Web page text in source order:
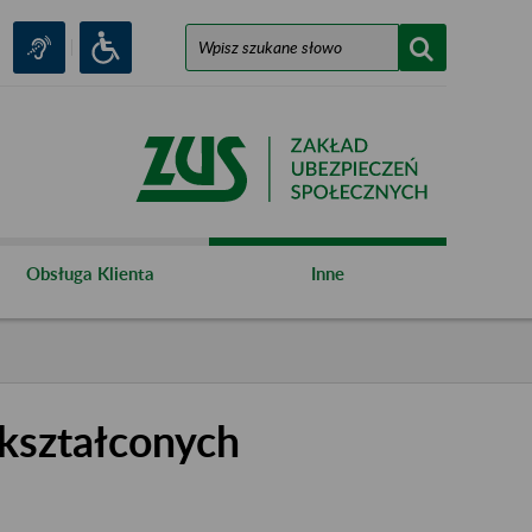
Obsługa Klienta Inne